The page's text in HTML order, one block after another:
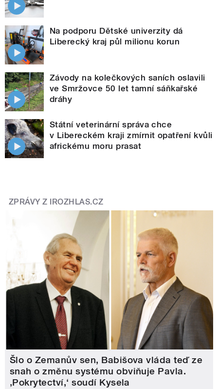
Na podporu Dětské univerzity dá
Liberecký kraj půl milionu korun
Závody na kolečkových saních oslavili
ve Smržovce 50 let tamní sáňkařské
dráhy
Státní veterinární správa chce
v Libereckém kraji zmírnit opatření kvůli
africkému moru prasat
ZPRÁVY Z IROZHLAS.CZ
Šlo o Zemanův sen, Babišova vláda teď ze
snah o změnu systému obviňuje Pavla.
‚Pokrytectví,‘ soudí Kysela